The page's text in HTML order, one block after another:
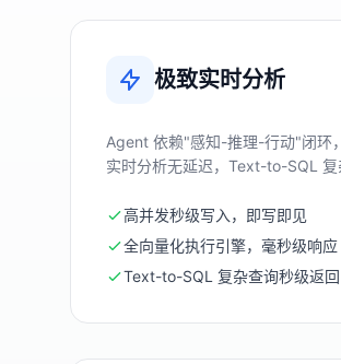
极致实时分析
Agent 依赖"感知-推理-行动"闭环
实时分析无延迟，Text-to-SQL
高并发秒级写入，即写即见
全向量化执行引擎，毫秒级响应
Text-to-SQL 复杂查询秒级返回